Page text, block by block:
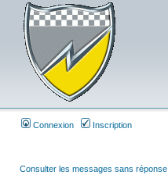
Connexion Inscription
Consulter les messages sans réponse